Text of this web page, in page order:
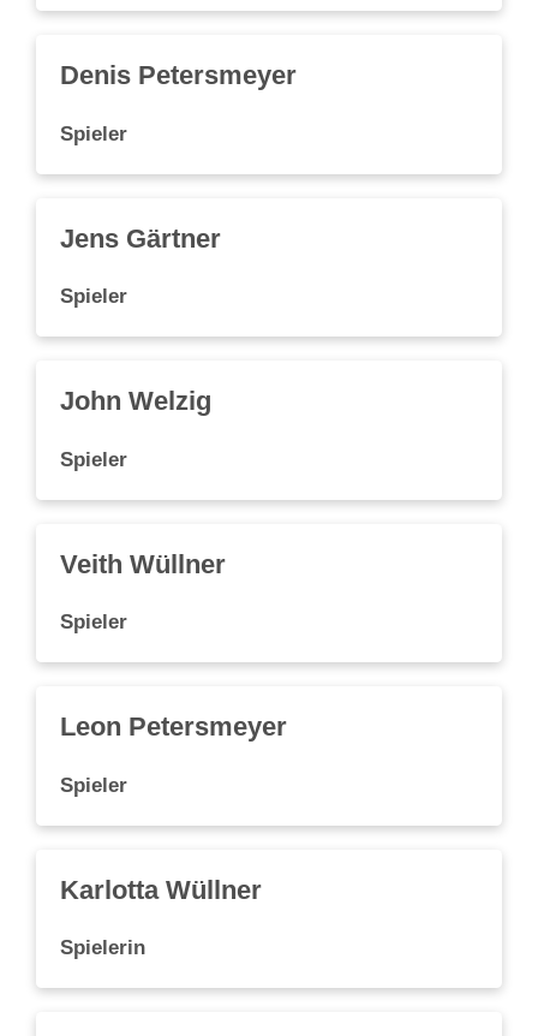
Denis Petersmeyer
Spieler
Jens Gärtner
Spieler
John Welzig
Spieler
Veith Wüllner
Spieler
Leon Petersmeyer
Spieler
Karlotta Wüllner
Spielerin